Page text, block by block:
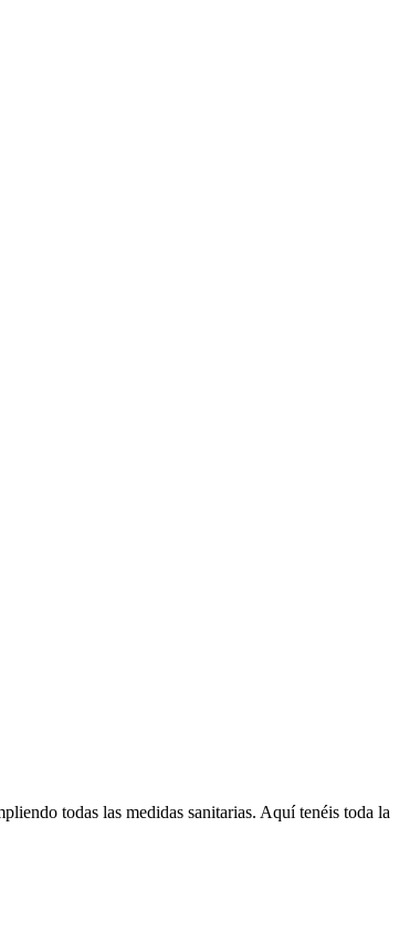
todas las medidas sanitarias. Aquí tenéis toda la